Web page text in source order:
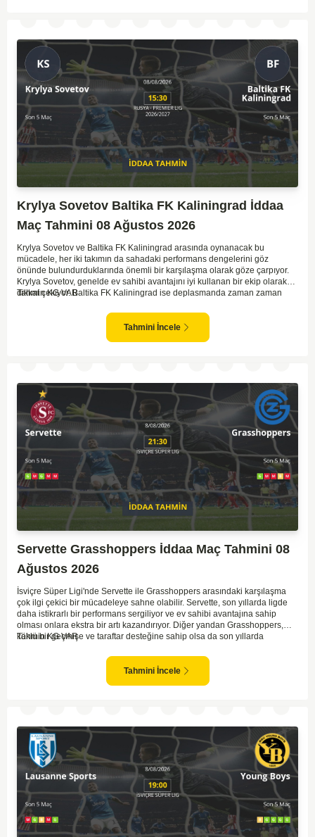
Krylya Sovetov Baltika FK Kaliningrad İddaa
Maç Tahmini 08 Ağustos 2026
Krylya Sovetov ve Baltika FK Kaliningrad arasında oynanacak bu
mücadele, her iki takımın da sahadaki performans dengelerini göz
önünde bulundurduklarında önemli bir karşılaşma olarak göze çarpıyor.
Krylya Sovetov, genelde ev sahibi avantajını iyi kullanan bir ekip olarak
dikkat çekiyor. Baltika FK Kaliningrad ise deplasmanda zaman zaman
ve seyirci desteğini arkasına alarak gol yollarında etkili olması, maçın
seyrini değiştirebilecek bir faktör olarak değerlendiriliyor. Bununla birlikte,
Baltika'nın savunma direncini kırabilmesi, maçı daha heyecanlı hale
Tahmin KG VAR
Tahmini İncele
Servette Grasshoppers İddaa Maç Tahmini 08
Ağustos 2026
İsviçre Süper Ligi'nde Servette ile Grasshoppers arasındaki karşılaşma
çok ilgi çekici bir mücadeleye sahne olabilir. Servette, son yıllarda ligde
daha istikrarlı bir performans sergiliyor ve ev sahibi avantajına sahip
olması onlara ekstra bir artı kazandırıyor. Diğer yandan Grasshoppers,
köklü bir geçmişe ve taraftar desteğine sahip olsa da son yıllarda
genellikle maçlarda gol yollarında etkili olurken, Grasshoppers savunma
anlamında zaman zaman sorunlar yaşayabiliyor. Bu durumda,
karşılaşmanın gollü geçmesi muhtemel gözüküyor. İki takımın oyun tarzını
Tahmin KG VAR
Tahmini İncele